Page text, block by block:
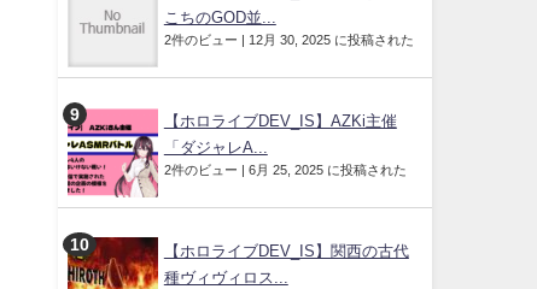
こちのGOD並...
2件のビュー | 12月 30, 2025 に投稿された
【ホロライブDEV_IS】AZKi主催
「ダジャレA...
2件のビュー | 6月 25, 2025 に投稿された
【ホロライブDEV_IS】関西の古代
種ヴィヴィロス...